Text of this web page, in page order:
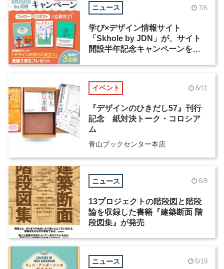
ニュース 7/6
学び×デザイン情報サイト
「Skhole by JDN」が、サイト
開設半年記念キャンペーンを実
イベント 6/11
『デザインのひきだし57』刊行
記念 紙対決トーク・コロシア
ム
青山ブックセンター本店
ニュース 6/8
13プロジェクトの階段図と階段
論を収録した書籍『建築断面 階
段図集』が発売
ニュース 5/19